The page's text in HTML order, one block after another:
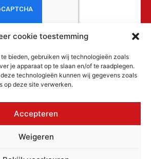
cookie toestemming
bieden, gebruiken wij technologieën zoals
je apparaat op te slaan en/of te raadplegen.
technologieën kunnen wij gegevens zoals
op deze site verwerken.
Accepteren
Weigeren
alle rechten